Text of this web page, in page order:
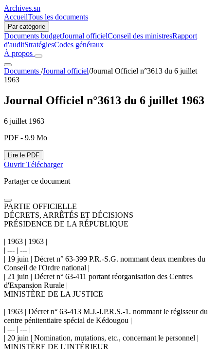
Archives.sn
AccueilTous les documents
Par catégorie
Documents budgetJournal officielConseil des ministresRapport
d'auditStratégiesCodes généraux
À propos
Documents /Journal officiel/Journal Officiel n°3613 du 6 juillet
1963
Journal Officiel n°3613 du 6 juillet 1963
6 juillet 1963
PDF - 9.9 Mo
Lire le PDF
OuvrirTélécharger
Partager ce document
PARTIE OFFICIELLE
DÉCRETS, ARRÊTÉS ET DÉCISIONS
PRÉSIDENCE DE LA RÉPUBLIQUE
| 1963 | 1963 |
| --- | --- |
| 19 juin | Décret n° 63-399 P.R.-S.G. nommant deux membres du
Conseil de l'Ordre national |
| 21 juin | Décret n° 63-411 portant réorganisation des Centres
d'Expansion Rurale |
MINISTÈRE DE LA JUSTICE
| 1963 | Décret n° 63-413 M.J.-I.P.R.S.-1. nommant le régisseur du
centre pénitentiaire spécial de Kédougou |
| --- | --- |
| 20 juin | Nomination, mutations, etc., concernant le personnel |
MINISTÈRE DE L'INTÉRIEUR